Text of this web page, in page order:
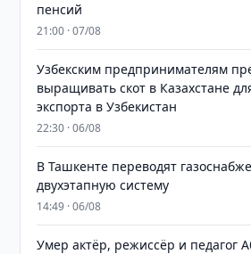
пенсий
21:00 · 07/08
Узбекским предпринимателям
выращивать скот в Казахстане
экспорта в Узбекистан
22:30 · 06/08
В Ташкенте переводят
двухэтапную систему
14:49 · 06/08
Умер актёр, режиссёр и педагог